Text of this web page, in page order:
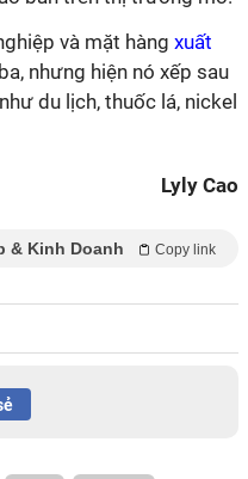
và mặt hàng xuất
nhưng hiện nó xếp sau
du lịch, thuốc lá, nickel
Lyly Cao
& Kinh Doanh Copy link